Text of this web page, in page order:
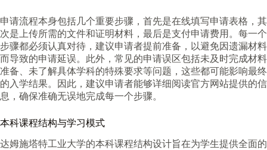
申请流程本身包括几个重要步骤，首先是在线填写申请表格，其
次是上传所需的文件和证明材料，最后是支付申请费用。每一个
步骤都必须认真对待，建议申请者提前准备，以避免因遗漏材料
而导致的申请延误。此外，常见的申请误区包括未及时完成材料
准备、未了解具体学科的特殊要求等问题，这些都可能影响最终
的入学结果。因此，建议申请者能够详细阅读官方网站提供的信
息，确保准确无误地完成每一个步骤。
本科课程结构与学习模式
达姆施塔特工业大学的本科课程结构设计旨在为学生提供全面的